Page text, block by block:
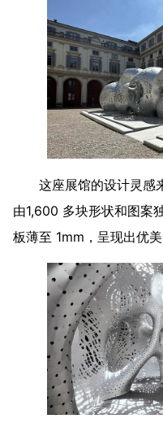
这座展馆的设计灵感
由1,600 多块形状和图案
板薄至 1mm，呈现出优美